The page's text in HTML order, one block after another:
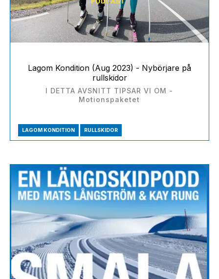
Lagom Kondition (Aug 2023) - Nybörjare på
rullskidor
I DETTA AVSNITT TIPSAR VI OM -
Motionspaketet
LAGOM KONDITION RULLSKIDOR